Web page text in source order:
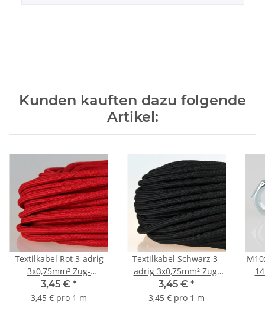
Kunden kauften dazu folgende
Artikel:
Textilkabel Rot 3-adrig
3x0,75mm² Zug-
Pendelleitung S03RT-F
3G0,75
3,45 € *
3,45 € pro 1 m
Textilkabel Schwarz 3-
adrig 3x0,75mm² Zug-
Pendelleitung S03RT-F
3G0,75
3,45 € *
3,45 € pro 1 m